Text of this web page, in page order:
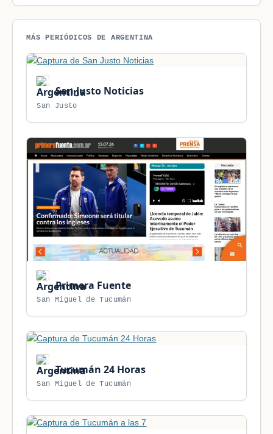
MÁS PERIÓDICOS DE ARGENTINA
San Justo Noticias
San Justo
Primera Fuente
San Miguel de Tucumán
Tucumán 24 Horas
San Miguel de Tucumán